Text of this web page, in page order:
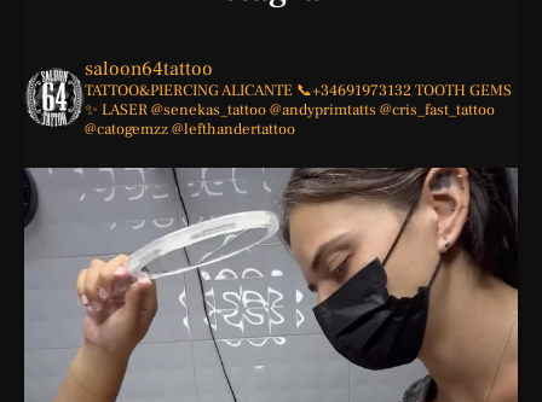
saloon64tattoo
TATTOO&PIERCINGALICANTE 📞+34691973132TOOTH GEMS
✨ LASER@senekas_tattoo@andyprimtatts @cris_fast_tattoo
@catogemzz@lefthandertattoo